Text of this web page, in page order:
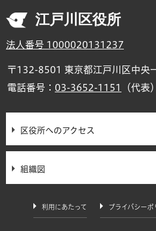
江戸川区役所
法人番号 1000020131237
〒132-8501 東京都江戸川区中央
電話番号： 03-3652-1151 （代表）
区役所へのアクセス
組織図
利用にあたって プライバシーポ